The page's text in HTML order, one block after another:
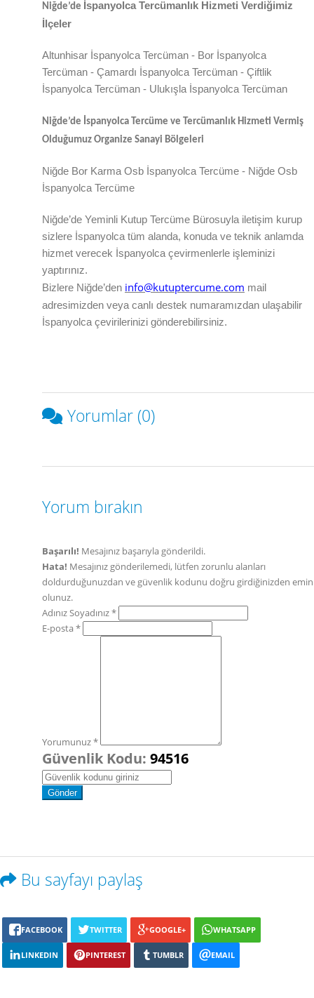
Niğde’de İspanyolca Tercümanlık Hizmeti Verdiğimiz
İlçeler
Altunhisar İspanyolca Tercüman - Bor İspanyolca
Tercüman - Çamardı İspanyolca Tercüman - Çiftlik
İspanyolca Tercüman - Ulukışla İspanyolca Tercüman
Niğde’de İspanyolca Tercüme ve Tercümanlık Hizmeti Vermiş
Olduğumuz Organize Sanayi Bölgeleri
Niğde Bor Karma Osb İspanyolca Tercüme - Niğde Osb
İspanyolca Tercüme
Niğde’de Yeminli Kutup Tercüme Bürosuyla iletişim kurup
sizlere İspanyolca tüm alanda, konuda ve teknik anlamda
hizmet verecek İspanyolca çevirmenlerle işleminizi
yaptırınız.
Bizlere Niğde’den info@kutuptercume.com mail
adresimizden veya canlı destek numaramızdan ulaşabilir
İspanyolca çevirilerinizi gönderebilirsiniz.
Yorumlar (0)
Yorum bırakın
Başarılı! Mesajınız başarıyla gönderildi.
Hata! Mesajınız gönderilemedi, lütfen zorunlu alanları
doldurduğunuzdan ve güvenlik kodunu doğru girdiğinizden emin
olunuz.
Adınız Soyadınız *
E-posta *
Yorumunuz *
Güvenlik Kodu: 94516
Bu sayfayı paylaş
FACEBOOK TWITTER GOOGLE+ WHATSAPP
LINKEDIN PINTEREST TUMBLR EMAIL